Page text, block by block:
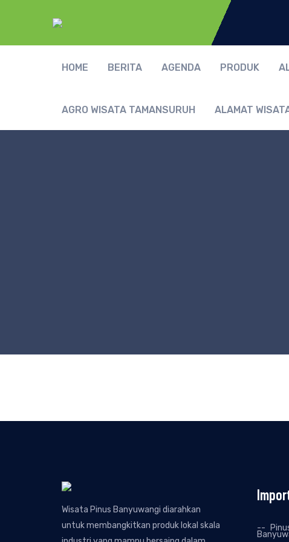
HOME BERITA AGENDA PRODUK
AGRO WISATA TAMANSURUH ALAMAT
Wisata Pinus Banyuwangi diarahkan
untuk membangkitkan produk lokal skala